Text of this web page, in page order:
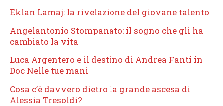
Eklan Lamaj: la rivelazione del giovane talento
Angelantonio Stompanato: il sogno che gli ha
cambiato la vita
Luca Argentero e il destino di Andrea Fanti in
Doc Nelle tue mani
Cosa c’è davvero dietro la grande ascesa di
Alessia Tresoldi?